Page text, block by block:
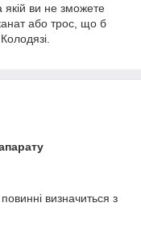
ви не зможете
або трос, що б
визначиться з